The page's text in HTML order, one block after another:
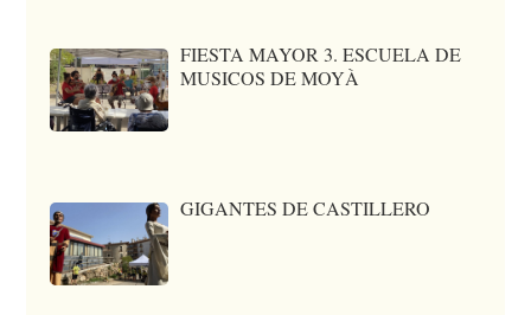
FIESTA MAYOR 3. ESCUELA DE
MUSICOS DE MOYÀ
GIGANTES DE CASTILLERO